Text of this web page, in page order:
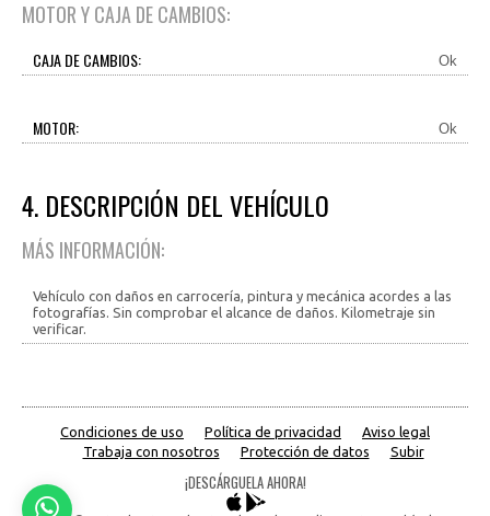
MOTOR Y CAJA DE CAMBIOS:
CAJA DE CAMBIOS: Ok
MOTOR: Ok
4. DESCRIPCIÓN DEL VEHÍCULO
MÁS INFORMACIÓN:
Vehículo con daños en carrocería, pintura y mecánica acordes a las
fotografías. Sin comprobar el alcance de daños. Kilometraje sin
verificar.
Condiciones de uso Política de privacidad
Aviso legal
Trabaja con nosotros
Protección de datos Subir
¡DESCÁRGUELA AHORA!